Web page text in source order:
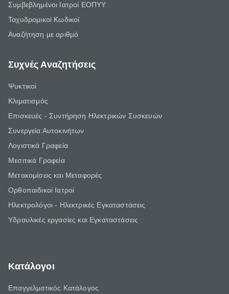
Συμβεβλημένοι Ιατροί ΕΟΠΥΥ
Ταχυδρομικοί Κωδικοί
Αναζήτηση με αριθμό
Συχνές Αναζητήσεις
Ψυκτικοί
Κλιματισμός
Επισκευές - Συντήρηση Ηλεκτρικών Συσκευών
Συνεργεία Αυτοκινήτων
Λογιστικά Γραφεία
Μεσιτικά Γραφεία
Μετακομίσεις και Μεταφορές
Ορθοπαιδικοί Ιατροί
Ηλεκτρολόγοι - Ηλεκτρικές Εγκαταστάσεις
Υδραυλικές εργασίες και Εγκαταστάσεις
Κατάλογοι
Επαγγελματικός Κατάλογος